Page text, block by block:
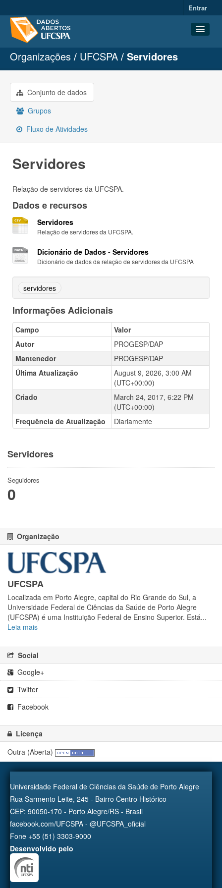
Entrar
Conjuntos de dados
Organizações
Grupos
Sobre
Organizações UFCSPA Servidores
Conjunto de dados
Grupos
Fluxo de Atividades
Servidores
Relação de servidores da UFCSPA.
Dados e recursos
Servidores
Relação de servidores da UFCSPA.
Dicionário de Dados - Servidores
Dicionário de dados da relação de servidores da UFCSPA
servidores
Informações Adicionais
Campo
Valor
Autor
PROGESP/DAP
Mantenedor
PROGESP/DAP
Última Atualização
August 9, 2026, 3:00 AM
(UTC+00:00)
Criado
March 24, 2017, 6:22 PM
(UTC+00:00)
Frequência de Atualização
Diariamente
Servidores
Seguidores
0
Organização
UFCSPA
Localizada em Porto Alegre, capital do Rio Grande do Sul, a
Universidade Federal de Ciências da Saúde de Porto Alegre
(UFCSPA) é uma Instituição Federal de Ensino Superior. Está...
Leia mais
Social
Google+
Twitter
Facebook
Licença
Outra (Aberta)
Universidade Federal de Ciências da Saúde de Porto Alegre
Rua Sarmento Leite, 245 - Bairro Centro Histórico
CEP: 90050-170 - Porto Alegre/RS - Brasil
facebook.com/UFCSPA - @UFCSPA_oficial
Fone +55 (51) 3303-9000
Desenvolvido pelo